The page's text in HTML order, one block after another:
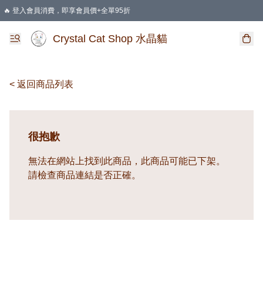
🔥 登入會員消費，即享會員價+全單95折
🛍️ 購物滿HKD 400 即享免運費優惠
Crystal Cat Shop 水晶貓
< 返回商品列表
很抱歉
無法在網站上找到此商品，此商品可能已下架。
請檢查商品連結是否正確。